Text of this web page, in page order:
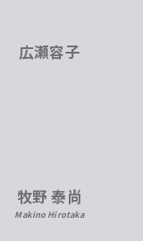
広瀬容子
牧野 泰尚
Makino Hirotaka